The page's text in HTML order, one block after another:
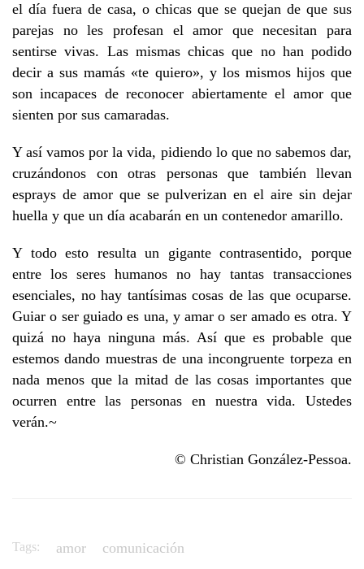
el día fuera de casa, o chicas que se quejan de que sus
parejas no les profesan el amor que necesitan para
sentirse vivas. Las mismas chicas que no han podido
decir a sus mamás «te quiero», y los mismos hijos que
son incapaces de reconocer abiertamente el amor que
sienten por sus camaradas.
Y así vamos por la vida, pidiendo lo que no sabemos dar,
cruzándonos con otras personas que también llevan
esprays de amor que se pulverizan en el aire sin dejar
huella y que un día acabarán en un contenedor amarillo.
Y todo esto resulta un gigante contrasentido, porque
entre los seres humanos no hay tantas transacciones
esenciales, no hay tantísimas cosas de las que ocuparse.
Guiar o ser guiado es una, y amar o ser amado es otra. Y
quizá no haya ninguna más. Así que es probable que
estemos dando muestras de una incongruente torpeza en
nada menos que la mitad de las cosas importantes que
ocurren entre las personas en nuestra vida. Ustedes
verán.~
© Christian González-Pessoa.
Tags: amor comunicación